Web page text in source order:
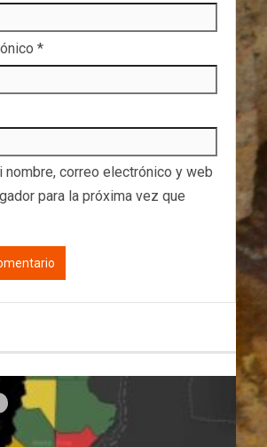
*
nombre, correo electrónico y web
para la próxima vez que